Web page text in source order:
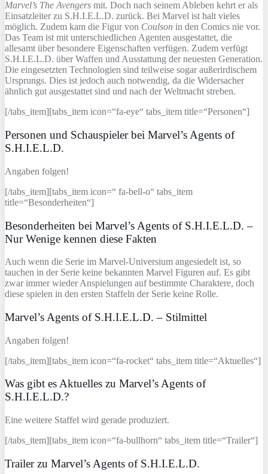
Marvel’s The Avengers mit. Doch nach seinem Ableben kehrt er als
Einsatzleiter zu S.H.I.E.L.D. zurück. Bei Marvel ist halt vieles
möglich. Zudem kam die Figur von Coulson in den Comics nie vor.
Das Team ist mit unterschiedlichen Agenten ausgestattet, die
allesamt über besondere Eigenschaften verfügen. Zudem verfügt
S.H.I.E.L.D. über Waffen und Ausstattung der neuesten Generation.
Die eingesetzten Technologien sind teilweise sogar außerirdischem
Ursprungs. Dies ist jedoch auch notwendig, da die Widersacher
ähnlich gut ausgestattet sind und nach der Weltmacht streben.
[/tabs_item][tabs_item icon=“fa-eye“ tabs_item title=“Personen“]
Personen und Schauspieler bei Marvel’s Agents of
S.H.I.E.L.D.
Angaben folgen!
[/tabs_item][tabs_item icon=“ fa-bell-o“ tabs_item
title=“Besonderheiten“]
Besonderheiten bei Marvel’s Agents of S.H.I.E.L.D. –
Nur Wenige kennen diese Fakten
Auch wenn die Serie im Marvel-Universium angesiedelt ist, so
tauchen in der Serie keine bekannten Marvel Figuren auf. Es gibt
zwar immer wieder Anspielungen auf bestimmte Charaktere, doch
diese spielen in den ersten Staffeln der Serie keine Rolle.
Marvel’s Agents of S.H.I.E.L.D. – Stilmittel
Angaben folgen!
[/tabs_item][tabs_item icon=“fa-rocket“ tabs_item title=“Aktuelles“]
Was gibt es Aktuelles zu Marvel’s Agents of
S.H.I.E.L.D.?
Eine weitere Staffel wird gerade produziert.
[/tabs_item][tabs_item icon=“fa-bullhorn“ tabs_item title=“Trailer“]
Trailer zu Marvel’s Agents of S.H.I.E.L.D.